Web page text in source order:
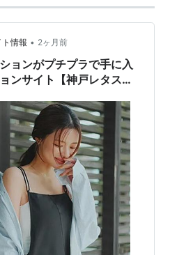
情報 • 2ヶ月前
ョンがプチプラで手に入
ンサイト【神戸レタス】